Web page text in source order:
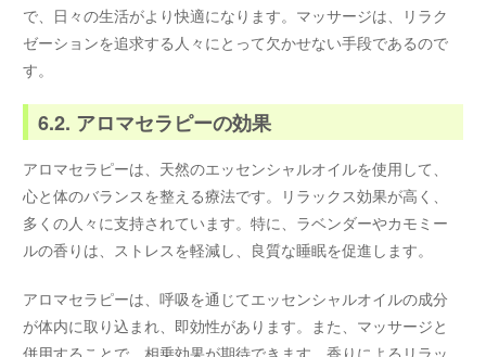
で、日々の生活がより快適になります。マッサージは、リラク
ゼーションを追求する人々にとって欠かせない手段であるので
す。
6.2. アロマセラピーの効果
アロマセラピーは、天然のエッセンシャルオイルを使用して、
心と体のバランスを整える療法です。リラックス効果が高く、
多くの人々に支持されています。特に、ラベンダーやカモミー
ルの香りは、ストレスを軽減し、良質な睡眠を促進します。
アロマセラピーは、呼吸を通じてエッセンシャルオイルの成分
が体内に取り込まれ、即効性があります。また、マッサージと
併用することで、相乗効果が期待できます。香りによるリラッ